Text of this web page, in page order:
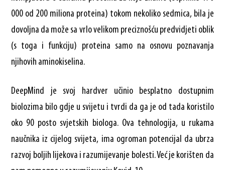
000 od 200 miliona proteina) tokom nekoliko sedmica, bila je
dovoljna da može sa vrlo velikom preciznošću predvidjeti oblik
(s toga i funkciju) proteina samo na osnovu poznavanja
njihovih aminokiselina.
DeepMind je svoj hardver učinio besplatno dostupnim
biolozima bilo gdje u svijetu i tvrdi da ga je od tada koristilo
oko 90 posto svjetskih biologa. Ova tehnologija, u rukama
naučnika iz cijelog svijeta, ima ogroman potencijal da ubrza
razvoj boljih lijekova i razumijevanje bolesti. Već je korišten da